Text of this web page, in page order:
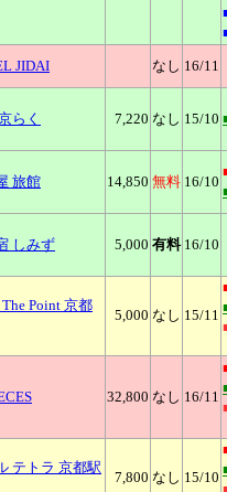
JIDAI なし 16/11
らく 7,220 なし 15/10
旅館 14,850 無料 16/10
しみず 5,000 有料 16/10
The Point 京都
5,000 なし 15/11
32,800 なし 16/11
テトラ 京都駅
7,800 なし 15/10